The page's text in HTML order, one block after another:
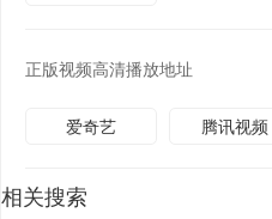
正版视频高清播放地址
爱奇艺 腾讯视频
相关搜索